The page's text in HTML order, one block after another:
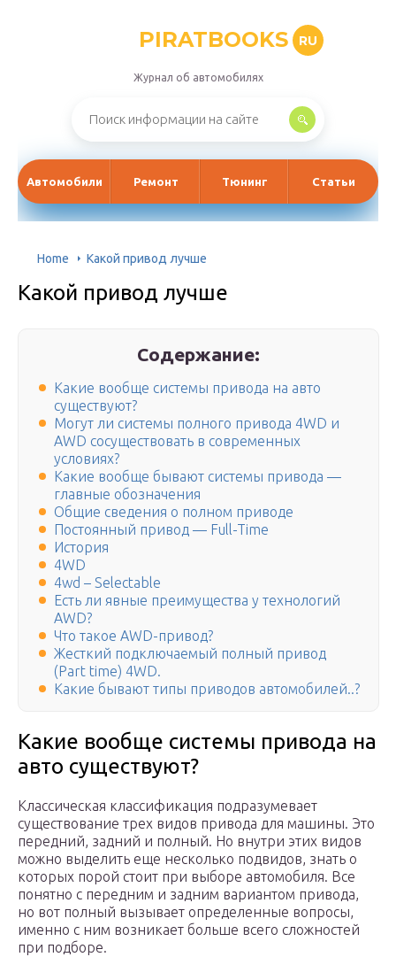
PIRATBOOKS RU
Журнал об автомобилях
Автомобили Ремонт Тюнинг Статьи
Home Какой привод лучше
Какой привод лучше
Содержание:
Какие вообще системы привода на авто
существуют?
Могут ли системы полного привода 4WD и
AWD сосуществовать в современных
условиях?
Какие вообще бывают системы привода —
главные обозначения
Общие сведения о полном приводе
Постоянный привод — Full-Time
История
4WD
4wd – Selectable
Есть ли явные преимущества у технологий
AWD?
Что такое AWD-привод?
Жесткий подключаемый полный привод
(Part time) 4WD.
Какие бывают типы приводов автомобилей..?
Какие вообще системы привода на
авто существуют?
Классическая классификация подразумевает
существование трех видов привода для машины. Это
передний, задний и полный. Но внутри этих видов
можно выделить еще несколько подвидов, знать о
которых порой стоит при выборе автомобиля. Все
понятно с передним и задним вариантом привода,
но вот полный вызывает определенные вопросы,
именно с ним возникает больше всего сложностей
при подборе.